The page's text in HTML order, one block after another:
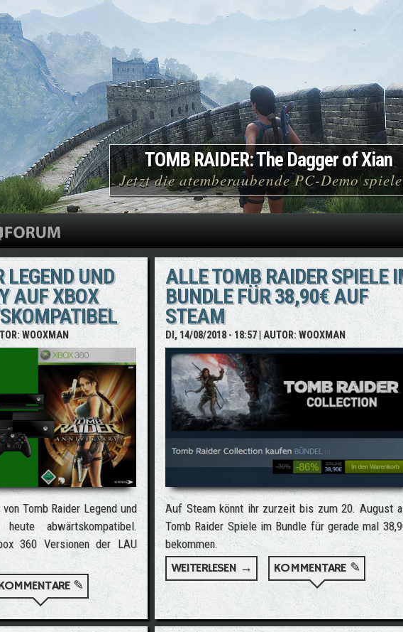
Direkt zum Inhalt
TOMB RAIDER: The Dagger of Xian
Jetzt die atemberaubende PC-Demo
LEGEND UND
AUF XBOX
WOOXMAN
Tomb Raider Legend und
abwärtskompatibel.
360 Versionen der LAU
TOMB RAIDER LEGEND UND ANNIVERSARY AUF XBOX ONE
✎
ALLE TOMB RAIDER SPIELE
BUNDLE FÜR 38,90€ AUF
STEAM
DI, 14/08/2018 - 18:57| AUTOR:WOOXMAN
Auf Steam könnt ihr zurzeit bis zum 20. August
Tomb Raider Spiele im Bundle für gerade mal
bekommen.
WEITERLESEN → ÜBER ALLE TOMB RAIDER
KOMMENTARE ✎